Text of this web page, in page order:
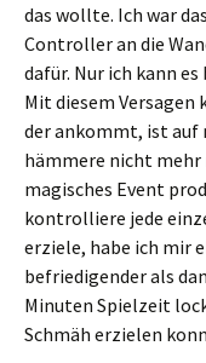
das wollte. Ich war
Controller an die
dafür. Nur ich kann
Mit diesem Versagen
der ankommt, ist auf
hämmere nicht mehr
magisches Event
kontrolliere jede
erziele, habe ich mir
befriedigender als
Minuten Spielzeit
Schmäh erzielen